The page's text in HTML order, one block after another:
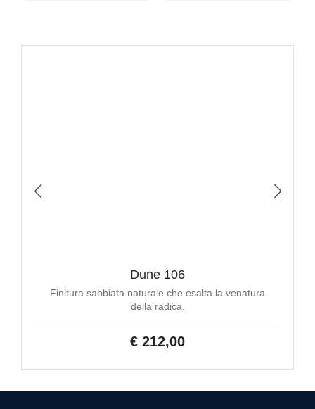
Dune 106
Finitura sabbiata naturale che esalta la venatura
della radica.
€ 212,00